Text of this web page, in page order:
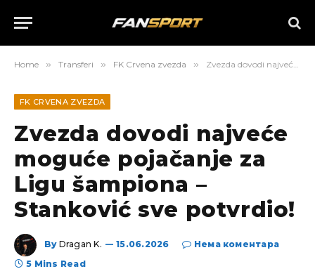
Home » Transferi » FK Crvena zvezda » Zvezda dovodi najveće moguće pojačanje za Ligu šampiona – Stanković sve potvrdio!
FK CRVENA ZVEZDA
Zvezda dovodi najveće
moguće pojačanje za
Ligu šampiona –
Stanković sve potvrdio!
By Dragan K. 15.06.2026
Нема коментара
5 Mins Read